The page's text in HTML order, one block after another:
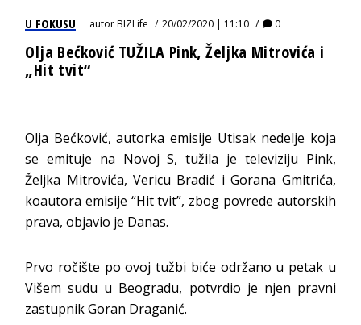
U FOKUSU autorBIZLife 20/02/2020 | 11:10 0
Olja Bećković TUŽILA Pink, Željka Mitrovića i
„Hit tvit“
Olja Bećković, autorka emisije Utisak nedelje koja
se emituje na Novoj S, tužila je televiziju Pink,
Željka Mitrovića, Vericu Bradić i Gorana Gmitrića,
koautora emisije “Hit tvit”, zbog povrede autorskih
prava, objavio je Danas.
Prvo ročište po ovoj tužbi biće održano u petak u
Višem sudu u Beogradu, potvrdio je njen pravni
zastupnik Goran Draganić.